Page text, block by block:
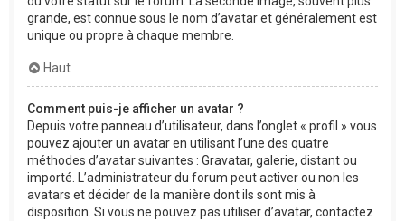
grande, est connue sous le nom d’avatar et généralement est
unique ou propre à chaque membre.
Haut
Comment puis-je afficher un avatar ?
Depuis votre panneau d’utilisateur, dans l’onglet « profil » vous
pouvez ajouter un avatar en utilisant l’une des quatre
méthodes d’avatar suivantes : Gravatar, galerie, distant ou
importé. L’administrateur du forum peut activer ou non les
avatars et décider de la manière dont ils sont mis à
disposition. Si vous ne pouvez pas utiliser d’avatar, contactez